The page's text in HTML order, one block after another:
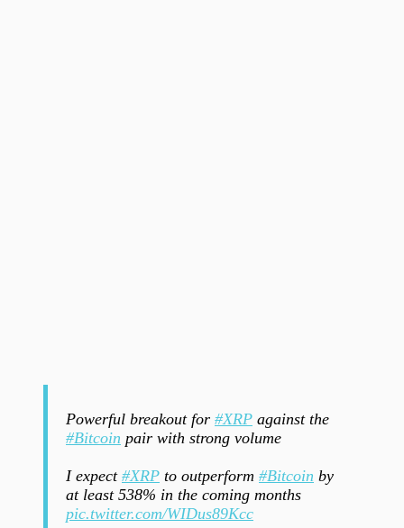
Powerful breakout for #XRP against the
#Bitcoin pair with strong volume
I expect #XRP to outperform #Bitcoin by
at least 538% in the coming months
pic.twitter.com/WIDus89Kcc